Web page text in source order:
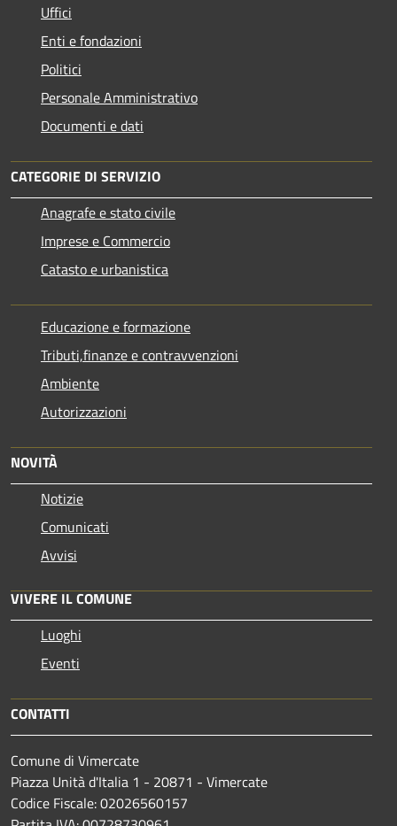
Uffici
Enti e fondazioni
Politici
Personale Amministrativo
Documenti e dati
CATEGORIE DI SERVIZIO
Anagrafe e stato civile
Imprese e Commercio
Catasto e urbanistica
Educazione e formazione
Tributi,finanze e contravvenzioni
Ambiente
Autorizzazioni
NOVITÀ
Notizie
Comunicati
Avvisi
VIVERE IL COMUNE
Luoghi
Eventi
CONTATTI
Comune di Vimercate
Piazza Unità d'Italia 1 - 20871 - Vimercate
Codice Fiscale: 02026560157